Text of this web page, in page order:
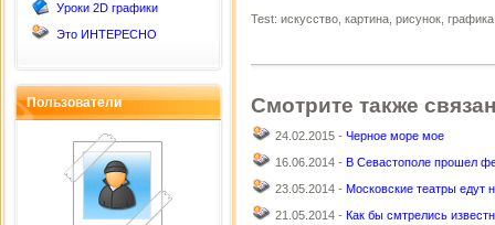
Уроки 2D графики
Это ИНТЕРЕСНО
Пользователи
Test: искусство, картина, рисунок,
Смотрите также
24.02.2015 - Черное море мое
16.06.2014 - В Севастополе прошел
23.05.2014 - Московские театры едут
21.05.2014 - Как бы смтрелись